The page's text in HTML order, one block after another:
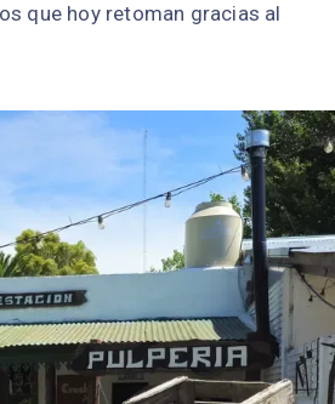
que hoy retoman gracias al